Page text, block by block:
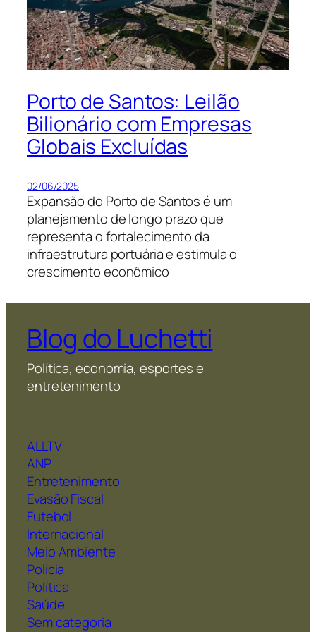
Porto de Santos: Leilão
Bilionário com Empresas
Globais Excluídas
02/06/2025
Expansão do Porto de Santos é um
planejamento de longo prazo que
representa o fortalecimento da
infraestrutura portuária e estimula o
crescimento econômico
Blog do Luchetti
Política, economia, esportes e
entretenimento
ALLTV
ANP
Entretenimento
Evasão Fiscal
Futebol
Internacional
Meio Ambiente
Polícia
Política
Saúde
Sem categoria